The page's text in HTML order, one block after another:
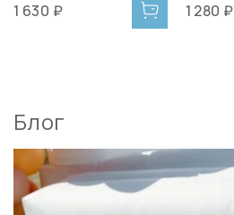
1 630 ₽
1 280 ₽
Блог